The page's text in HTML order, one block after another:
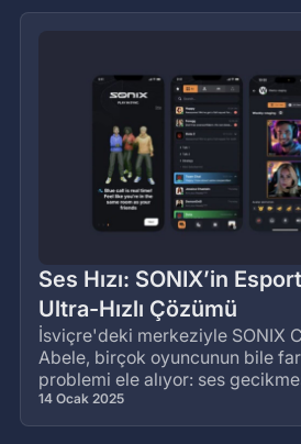
Ses Hızı: SONIX’in
Ultra-Hızlı Çözümü
İsviçre'deki merkeziyle SONIX
Abele, birçok oyuncunun bile
problemi ele alıyor: ses
14 Ocak 2025